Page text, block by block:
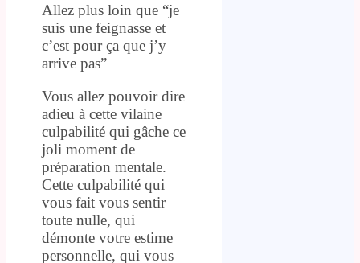
Allez plus loin que “je
suis une feignasse et
c’est pour ça que j’y
arrive pas”
Vous allez pouvoir dire
adieu à cette vilaine
culpabilité qui gâche ce
joli moment de
préparation mentale.
Cette culpabilité qui
vous fait vous sentir
toute nulle, qui
démonte votre estime
personnelle, qui vous